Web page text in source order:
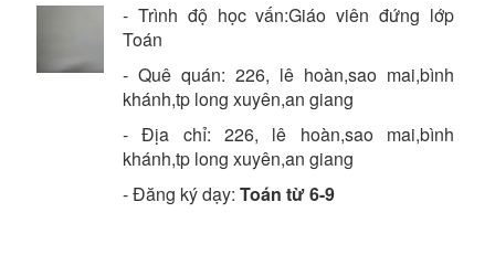
- Trình độ học vấn:Giáo viên đứng lớp
Toán
- Quê quán: 226, lê hoàn,sao mai,bình
khánh,tp long xuyên,an giang
- Địa chỉ: 226, lê hoàn,sao mai,bình
khánh,tp long xuyên,an giang
- Đăng ký dạy: Toán từ 6-9